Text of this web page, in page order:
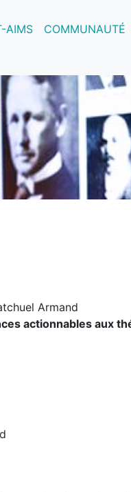
AIMS COMMUNAUTÉ
Armand
actionnables aux